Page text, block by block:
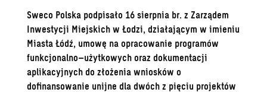
Sweco Polska podpisało 16 sierpnia br. z Zarządem
Inwestycji Miejskich w Łodzi, działającym w imieniu
Miasta Łódź, umowę na opracowanie programów
funkcjonalno–użytkowych oraz dokumentacji
aplikacyjnych do złożenia wniosków o
dofinansowanie unijne dla dwóch z pięciu projektów